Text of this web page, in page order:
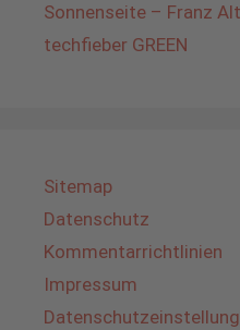
Sonnenseite – Franz Alt
techfieber GREEN
Sitemap
Datenschutz
Kommentarrichtlinien
Impressum